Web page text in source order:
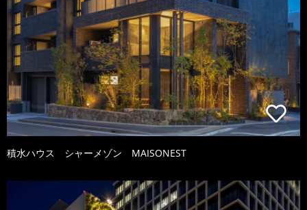
積水ハウス シャーメゾン MAISONEST